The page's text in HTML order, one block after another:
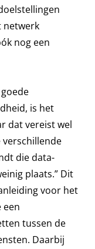
netwerk
nog een
is het
dat vereist wel
verschillende
die data-
plaats.” Dit
voor het
een
tussen de
Daarbij